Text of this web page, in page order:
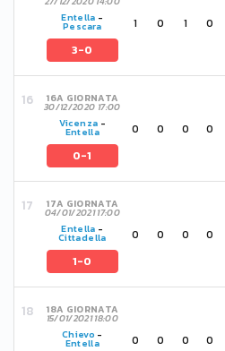
Entella -
Pescara
3-0
1 0 1 0
16A GIORNATA
30/12/2020 17:00
Vicenza -
Entella
0-1
0 0 0 0
17A GIORNATA
04/01/2021 17:00
Entella -
Cittadella
1-0
0 0 0 0
18A GIORNATA
15/01/2021 18:00
Chievo -
Entella 0 0 0 0